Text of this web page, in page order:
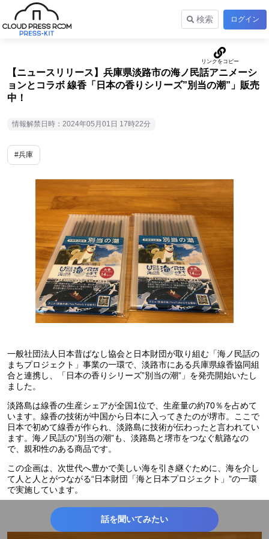
検索 ログイン
【ニュースリリース】兵庫県淡路市の海ノ民話アニメーシ
ョンとコラボ 線香「日本の香りシリーズ”別当の潮”」販売
中！
情報解禁日時：2024年05月01日 17時22分
#兵庫
一般社団法人日本昔ばなし協会と日本財団が取り組む「海ノ民話の
まちプロジェクト」事業の一環で、淡路市にある兵庫県線香協同組
合と連携し、「日本の香りシリーズ”別当の潮”」を発売開始いたし
ました。
淡路島は線香の生産シェアが全国1位で、生産量の約70％を占めて
います。線香の技術が中国から日本に入ってきたのが堺市。ここで
日本で初めて線香が作られ、淡路島に技術が伝わったと言われてい
ます。海ノ民話の”別当の潮”も、淡路島と堺市をつなぐ航路なの
で、親和性のある商品です。
この企画は、次世代へ豊かで美しい海を引き継ぐために、海を介し
て人と人とがつながる“日本財団「海と日本プロジェクト」”の一環
で実施しています。
話を聞いてみたい